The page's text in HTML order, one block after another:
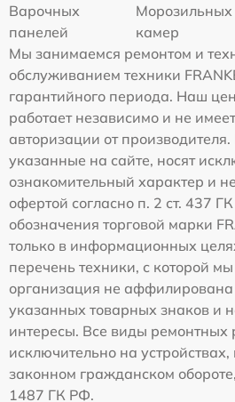
Варочных
панелей
Морозильных
камер
Мы занимаемся ремонтом и
обслуживанием техники
гарантийного периода. Наш
работает независимо и не
авторизации от
указанные на сайте, носят
ознакомительный характер и
офертой согласно п. 2 ст. 437
обозначения торговой марки
только в информационных
перечень техники, с которой
организация не
указанных товарных знаков и
интересы. Все виды ремонтных
исключительно на
законном гражданском обороте,
1487 ГК РФ.